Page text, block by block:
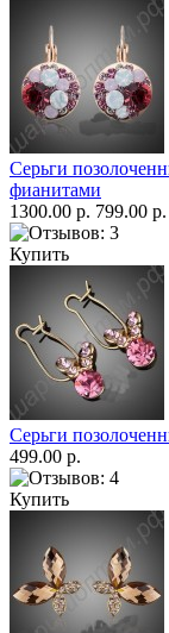
Серьги
фианитами
1300.00 р. 799.00 р.
Купить
Серьги
499.00 р.
Купить